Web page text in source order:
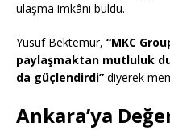
ulaşma imkânı buldu.
Yusuf Bektemur, “MKC
paylaşmaktan mutluluk
da güçlendirdi” diyerek
Ankara’ya